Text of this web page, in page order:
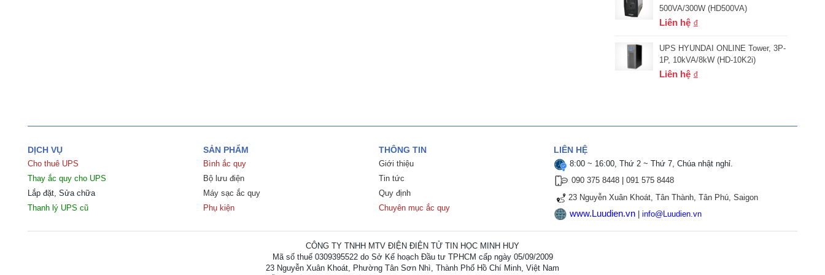
500VA/300W (HD500VA)
Liên hệ
UPS HYUNDAI ONLINE Tower, 3P-
1P, 10kVA/8kW (HD-10K2i)
Liên hệ
DỊCH VỤ
Cho thuê UPS
Thay ắc quy cho UPS
Lắp đặt, Sửa chữa
Thanh lý UPS cũ
SẢN PHẨM
Bình ắc quy
Bộ lưu điện
Máy sạc ắc quy
Phụ kiện
THÔNG TIN
Giới thiệu
Tin tức
Quy định
Chuyên mục ắc quy
LIÊN HỆ
8:00 ~ 16:00, Thứ 2 ~ Thứ 7, Chúa nhật nghỉ.
090 375 8448 |091 575 8448
23 Nguyễn Xuân Khoát, Tân Thành, Tân Phú, Saigon
www.Luudien.vn |info@Luudien.vn
CÔNG TY TNHH MTV ĐIỆN ĐIỆN TỬ TIN HỌC MINH HUY
Mã số thuế 0309395522 do Sở Kế hoạch Đầu tư TPHCM cấp ngày 05/09/2009
23 Nguyễn Xuân Khoát, Phường Tân Sơn Nhì, Thành Phố Hồ Chí Minh, Việt Nam